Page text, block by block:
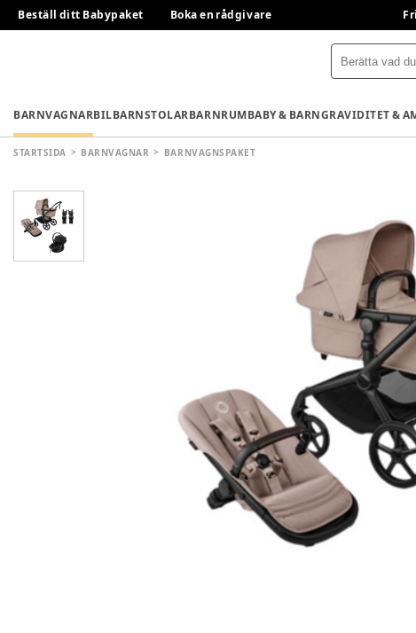
Beställ ditt Babypaket Boka en rådgivare
BARNVAGNARBILBARNSTOLARBARNRUMBABY & BARNGRAVIDITET &
STARTSIDA BARNVAGNAR BARNVAGNSPAKET